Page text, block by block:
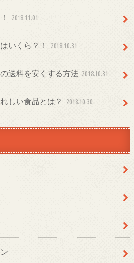
2018.11.01
いくら？！ 2018.10.31
送料を安くする方法 2018.10.31
しい食品とは？ 2018.10.30